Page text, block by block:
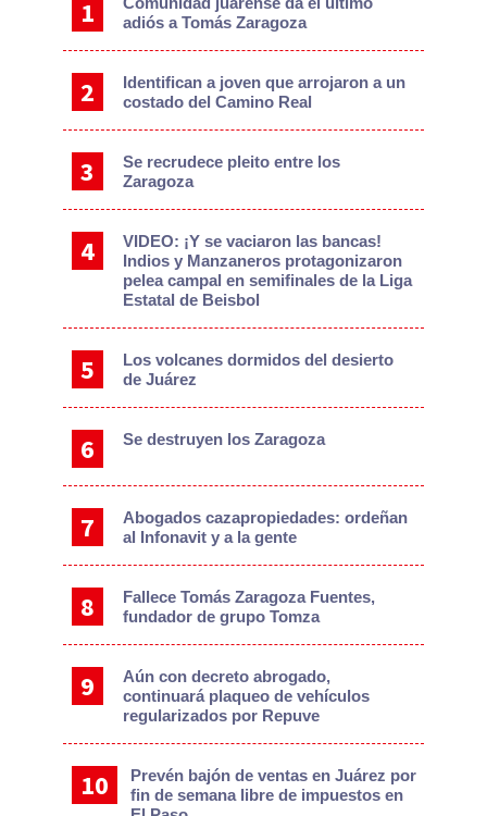
adiós a Tomás Zaragoza
Identifican a joven que arrojaron a un
costado del Camino Real
Se recrudece pleito entre los
Zaragoza
VIDEO: ¡Y se vaciaron las bancas!
Indios y Manzaneros protagonizaron
pelea campal en semifinales de la Liga
Estatal de Beisbol
Los volcanes dormidos del desierto
de Juárez
Se destruyen los Zaragoza
Abogados cazapropiedades: ordeñan
al Infonavit y a la gente
Fallece Tomás Zaragoza Fuentes,
fundador de grupo Tomza
Aún con decreto abrogado,
continuará plaqueo de vehículos
regularizados por Repuve
Prevén bajón de ventas en Juárez por
fin de semana libre de impuestos en